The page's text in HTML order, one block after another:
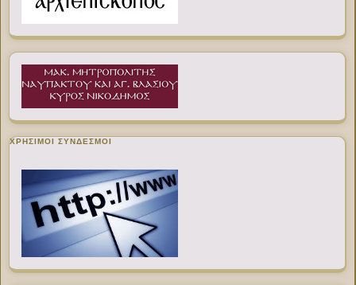
ΧΡΉΣΙΜΟΙ ΣΎΝΔΕΣΜΟΙ